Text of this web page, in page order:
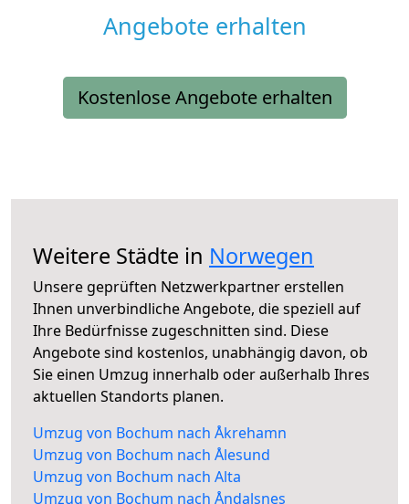
Angebote erhalten
Kostenlose Angebote erhalten
Weitere Städte in Norwegen
Unsere geprüften Netzwerkpartner erstellen
Ihnen unverbindliche Angebote, die speziell auf
Ihre Bedürfnisse zugeschnitten sind. Diese
Angebote sind kostenlos, unabhängig davon, ob
Sie einen Umzug innerhalb oder außerhalb Ihres
aktuellen Standorts planen.
Umzug von Bochum nach Åkrehamn
Umzug von Bochum nach Ålesund
Umzug von Bochum nach Alta
Umzug von Bochum nach Åndalsnes